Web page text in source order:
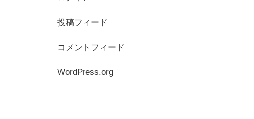
投稿フィード
コメントフィード
WordPress.org